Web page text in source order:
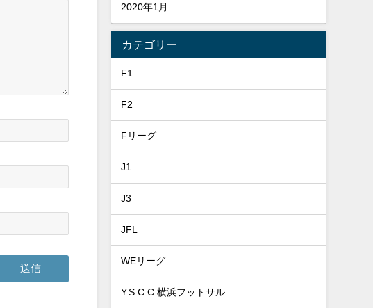
2020年1月
カテゴリー
F1
F2
Fリーグ
J1
J3
JFL
WEリーグ
Y.S.C.C.横浜フットサル